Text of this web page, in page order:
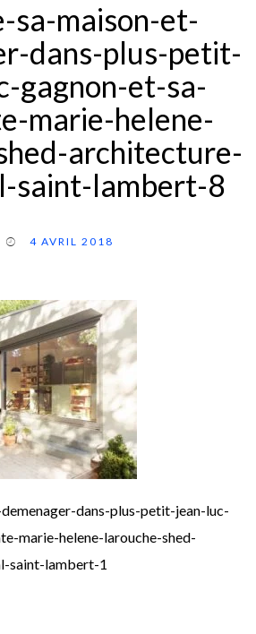
sa-maison-et-
dans-plus-petit-
gagnon-et-sa-
marie-helene-
architecture-
saint-lambert-8
4 AVRIL 2018
dans-plus-petit-jean-luc-
marie-helene-larouche-shed-
saint-lambert-1